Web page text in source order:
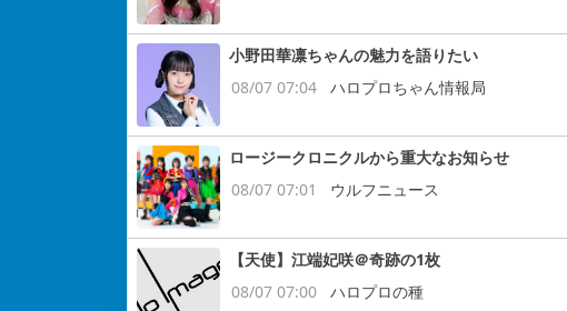
小野田華凛ちゃんの魅力を語りたい
08/07 07:04
ハロプロちゃん情報局
ロージークロニクルから重大なお知らせ
08/07 07:01
ウルフニュース
【天使】江端妃咲＠奇跡の1枚
08/07 07:00
ハロプロの種